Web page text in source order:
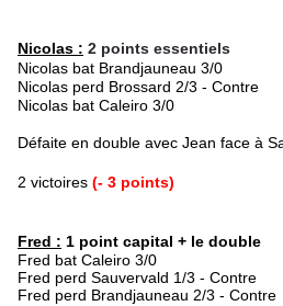
Nicolas : 2 points essentiels
Nicolas bat Brandjauneau 3/0
Nicolas perd Brossard 2/3 - Contre
Nicolas bat Caleiro 3/0
Défaite en double avec Jean face à
2 victoires (- 3 points)
Fred : 1 point capital + le double
Fred bat Caleiro 3/0
Fred perd Sauvervald 1/3 - Contre
Fred perd Brandjauneau 2/3 - Contre